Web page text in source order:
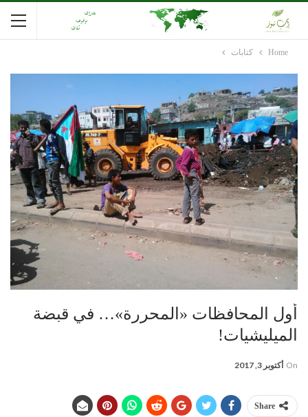
Home كتابات
أول المحافظات «المحررة»… في قبضة
الميليشيات!
On أكتوبر 3, 2017
Share